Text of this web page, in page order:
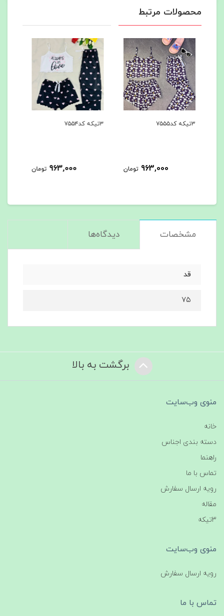
محصولات مرتبط
۳تیکه کد۷۵۵۴
963,000 تومان
۳تیکه کد۷۵۵۳
963,000 تومان
مشخصات دیدگاه‌ها
قد
۷۵
برگشت به بالا
منوی وب‌سایت
خانه
دسته بندی اجناس
راهنما
تماس با ما
رویه ارسال سفارش
مقاله
3تیکه
منوی وب‌سایت
رویه ارسال سفارش
تماس با ما